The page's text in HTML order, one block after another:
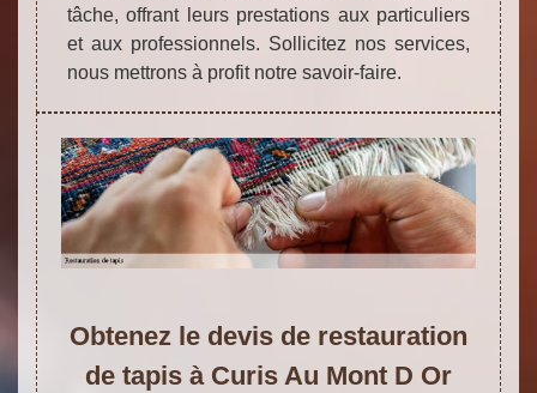
tâche, offrant leurs prestations aux particuliers
et aux professionnels. Sollicitez nos services,
nous mettrons à profit notre savoir-faire.
Obtenez le devis de restauration
de tapis à Curis Au Mont D Or